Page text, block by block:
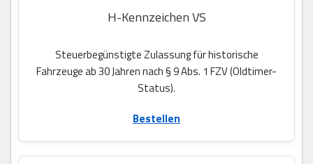
H-Kennzeichen VS
Steuerbegünstigte Zulassung für historische
Fahrzeuge ab 30 Jahren nach § 9 Abs. 1 FZV (Oldtimer-
Status).
Bestellen